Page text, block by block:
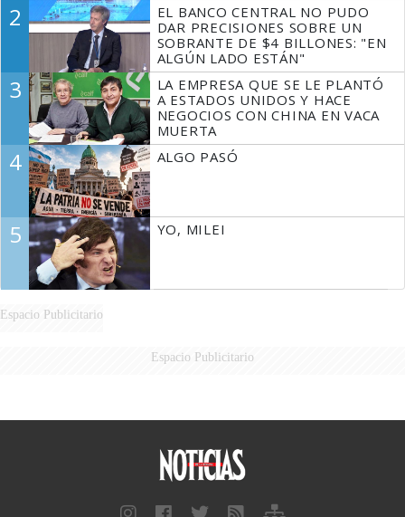
2
EL BANCO CENTRAL NO PUDO
DAR PRECISIONES SOBRE UN
SOBRANTE DE $4 BILLONES: "EN
ALGÚN LADO ESTÁN"
3
LA EMPRESA QUE SE LE PLANTÓ
A ESTADOS UNIDOS Y HACE
NEGOCIOS CON CHINA EN VACA
MUERTA
4 ALGO PASÓ
5 YO, MILEI
Espacio Publicitario
Espacio Publicitario